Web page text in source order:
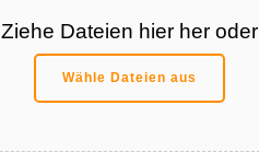
Ziehe Dateien hier her oder
Wähle Dateien aus